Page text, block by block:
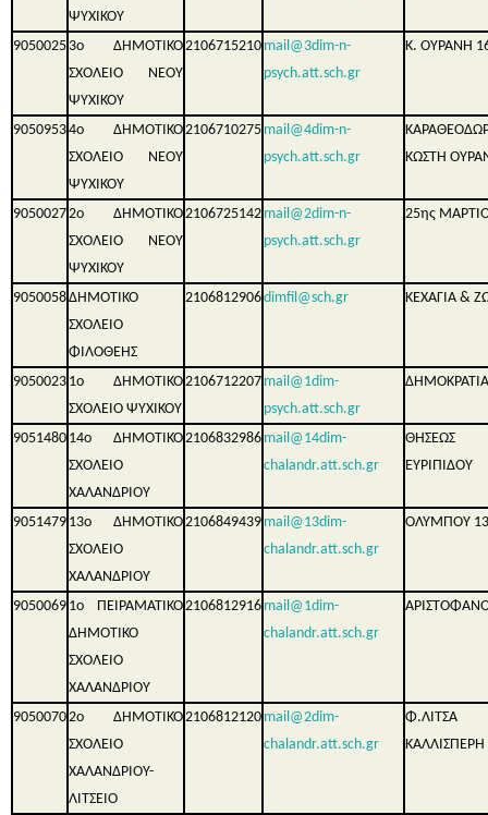
ΨΥΧΙΚΟΥ
9050025 3ο ΔΗΜΟΤΙΚΟ
ΣΧΟΛΕΙΟ ΝΕΟΥ
ΨΥΧΙΚΟΥ
2106715210 mail@3dim-n-
psych.att.sch.gr
Κ. ΟΥΡΑΝΗ
90509534ο ΔΗΜΟΤΙΚΟ
ΣΧΟΛΕΙΟ ΝΕΟΥ
ΨΥΧΙΚΟΥ
2106710275 mail@4dim-n-
psych.att.sch.gr
ΚΩΣΤΗ
90500272ο ΔΗΜΟΤΙΚΟ
ΣΧΟΛΕΙΟ ΝΕΟΥ
ΨΥΧΙΚΟΥ
2106725142 mail@2dim-n-
psych.att.sch.gr
25ης
9050058ΔΗΜΟΤΙΚΟ
ΣΧΟΛΕΙΟ
ΦΙΛΟΘΕΗΣ
2106812906dimfil@sch.gr ΚΕΧΑΓΙΑ &
9050023 1ο ΔΗΜΟΤΙΚΟ
ΣΧΟΛΕΙΟ ΨΥΧΙΚΟΥ
2106712207 mail@1dim-
psych.att.sch.gr
9051480 14ο ΔΗΜΟΤΙΚΟ
ΣΧΟΛΕΙΟ
ΧΑΛΑΝΔΡΙΟΥ
2106832986 mail@14dim-
chalandr.att.sch.gr
ΕΥΡΙΠΙΔΟΥ
9051479 13ο ΔΗΜΟΤΙΚΟ
ΣΧΟΛΕΙΟ
ΧΑΛΑΝΔΡΙΟΥ
2106849439 mail@13dim-
chalandr.att.sch.gr
ΟΛΥΜΠΟΥ 13
9050069 1ο ΠΕΙΡΑΜΑΤΙΚΟ
ΔΗΜΟΤΙΚΟ
ΣΧΟΛΕΙΟ
ΧΑΛΑΝΔΡΙΟΥ
2106812916 mail@1dim-
chalandr.att.sch.gr
90500702ο ΔΗΜΟΤΙΚΟ
ΣΧΟΛΕΙΟ
ΧΑΛΑΝΔΡΙΟΥ-
ΛΙΤΣΕΙΟ
2106812120 mail@2dim-
chalandr.att.sch.gr
ΚΑΛΛΙΣΠΕΡΗ